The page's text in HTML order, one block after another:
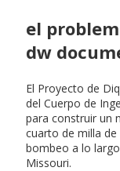
el
dw
El Proyecto de
del Cuerpo de
para construir un
cuarto de milla
bombeo a lo
Missouri.